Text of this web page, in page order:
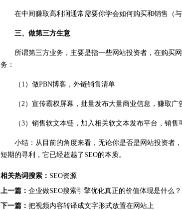
在中间赚取高利润通常需要你学会如何购买和销售（与
三、做第三方生意
所谓第三方业务，主要是指一些网站投资者，在购买
务：
（1）做PBN博客，外链销售清单
（2）宣传霸权屏幕，批量发布大量商业信息，赚取广
（3）销售软文本链，加入相关软文本发布平台，销售
小结：从目前的角度来看，无论你是否是网站投资者
短期的寻利，它已经超越了SEO的本质。
相关热词搜索： SEO资源
上一篇： 企业做SEO搜索引擎优化真正的价值体现是什么？
下一篇： 把视频内容转译成文字形式放置在网站上